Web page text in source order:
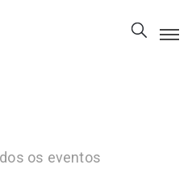
os eventos